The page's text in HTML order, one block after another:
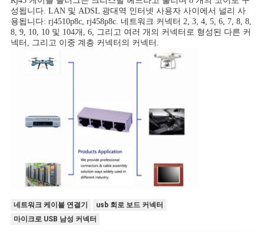
성됩니다. LAN 및 ADSL 광대역 인터넷 사용자 사이에서 널리 사
용됩니다: rj4510p8c, rj458p8c. 네트워크 커넥터 2, 3, 4, 5, 6, 7, 8, 8,
8, 9, 10, 10 및 104개, 6, 그리고 여러 개의 커넥터로 형성된 다른 커
넥터, 그리고 이중 계층 커넥터의 커넥터.
네트워크 케이블 연결기
usb 회로 보드 커넥터
마이크로 USB 남성 커넥터